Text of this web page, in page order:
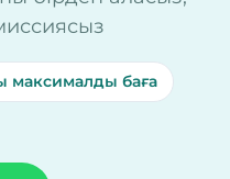
максималды баға